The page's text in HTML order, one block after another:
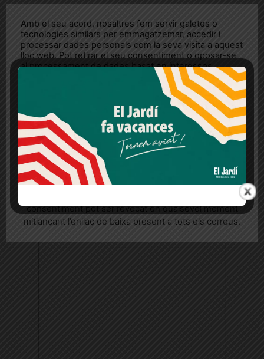
Amb el seu acord, nosaltres fem servir galetes o
tecnologies similars per emmagatzemar, accedir i
processar dades personals com la seva visita a aquest
lloc web. Pot retirar el seu consentiment o oposar-se
al processament de dades basat en interessos
legítims en qualsevol moment fent clic a "Ajustos de
cookies" o a la nostra Política de privacitat en aquest
lloc web. Si cliques "acceptar" dones el teu
Més informació Acceptar Rebutjar tot
Quan l’usuari crea un compte al Diari el Jardí, dona el
seu consentiment explícit per rebre comunicacions
consentiment pot ser revocat en qualsevol moment
mitjançant l’enllaç de baixa present a tots els correus.